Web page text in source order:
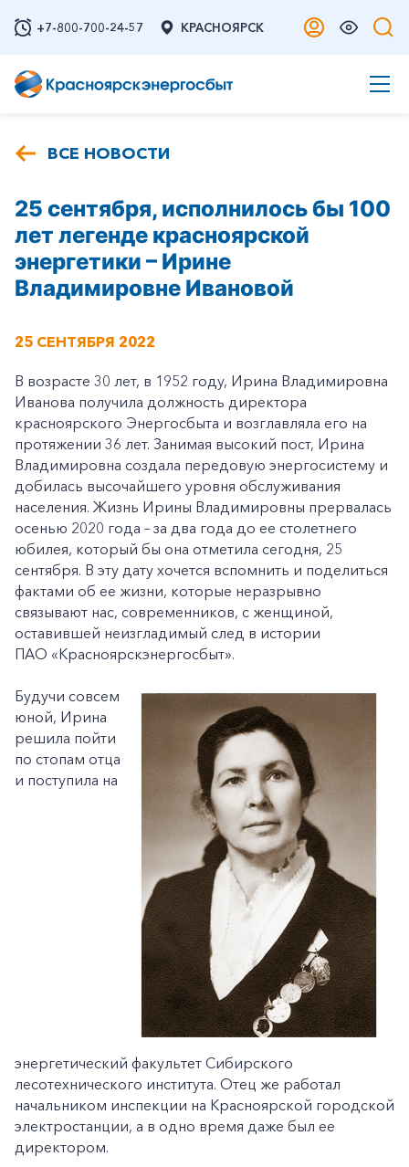
+7-800-700-24-57 КРАСНОЯРСК
ВСЕ НОВОСТИ
25 сентября, исполнилось бы 100
лет легенде красноярской
энергетики – Ирине
Владимировне Ивановой
25 СЕНТЯБРЯ 2022
В возрасте 30 лет, в 1952 году, Ирина Владимировна
Иванова получила должность директора
красноярского Энергосбыта и возглавляла его на
протяжении 36 лет. Занимая высокий пост, Ирина
Владимировна создала передовую энергосистему и
добилась высочайшего уровня обслуживания
населения. Жизнь Ирины Владимировны прервалась
осенью 2020 года – за два года до ее столетнего
юбилея, который бы она отметила сегодня, 25
сентября. В эту дату хочется вспомнить и поделиться
фактами об ее жизни, которые неразрывно
связывают нас, современников, с женщиной,
оставившей неизгладимый след в истории
ПАО «Красноярскэнергосбыт».
Будучи совсем
юной, Ирина
решила пойти
по стопам отца
и поступила на
энергетический факультет Сибирского
лесотехнического института. Отец же работал
начальником инспекции на Красноярской городской
электростанции, а в одно время даже был ее
директором.